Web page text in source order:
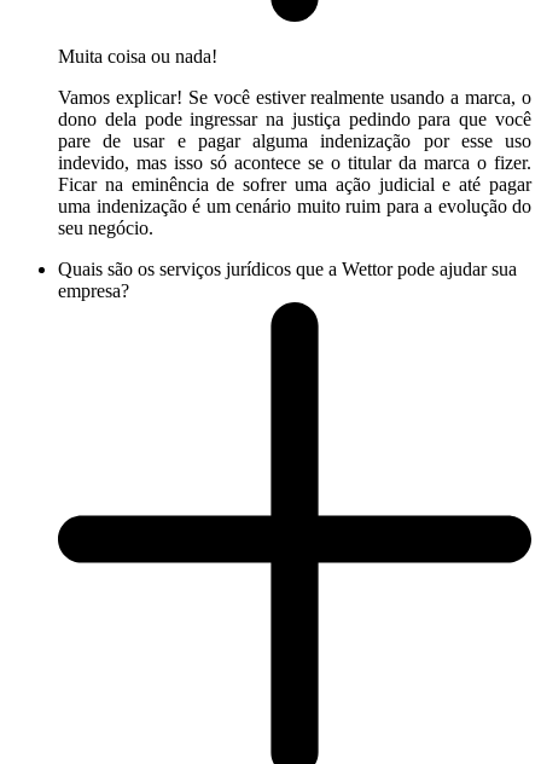
Muita coisa ou nada!
Vamos explicar! Se você estiver realmente usando a marca, o
dono dela pode ingressar na justiça pedindo para que você
pare de usar e pagar alguma indenização por esse uso
indevido, mas isso só acontece se o titular da marca o fizer.
Ficar na eminência de sofrer uma ação judicial e até pagar
uma indenização é um cenário muito ruim para a evolução do
seu negócio.
Quais são os serviços jurídicos que a Wettor pode ajudar sua
empresa?